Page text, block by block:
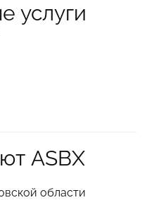
услуги
ASBX
области